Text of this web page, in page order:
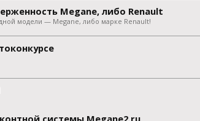
Megane, либо Renault
модели — Megane, либо марке Renault!
системы Megane2.ru